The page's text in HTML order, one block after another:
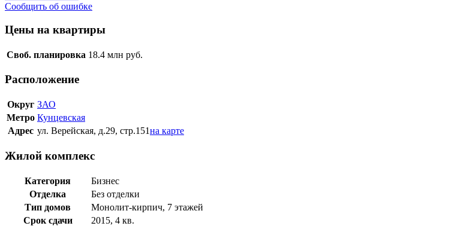
Сообщить об ошибке
Цены на квартиры
Своб. планировка 18.4 млн руб.
Расположение
Округ ЗАО
Метро Кунцевская
Адрес ул. Верейская, д.29, стр.151на карте
Жилой комплекс
Категория
Бизнес
Отделка
Без отделки
Тип домов
Монолит-кирпич, 7 этажей
Срок сдачи
2015, 4 кв.